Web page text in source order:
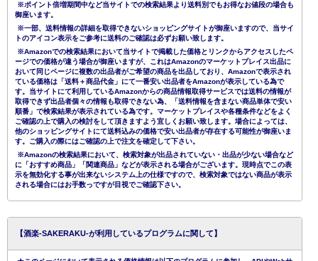
※ポイント倍増期間中など当サイトでの検索結果より送料別でもお得なお値段の場合も
御座います。
※一部、送料情報の詳細を取得できないショッピングサイトが御座いますので、当サイ
トのアイコン表示をご参考に送料のご確認は必ずお願い致します。
※Amazonでの検索結果において当サイトで掲載した価格とリンクからアクセスしたペ
ージでの価格が違う場合が御座いますが、これはAmazonのマーケットプレイス出品に
おいて同じページに複数の出品者がご希望の商品を出品しており、Amazonで表示され
ている価格は「送料＋商品代金」にて一番安い出品者をAmazonが表示している為で
す。当サイトにて利用しているAmazonからの商品情報取得サービスでは送料の情報が
取得できず出品者個々の情報も取得できない為、「送料情報を含まない商品単体で安い
順番」で検索結果が表示されている為です。マーケットプレイスや各種条件などをよく
ご確認の上で購入の検討をして頂きますよう宜しくお願い致します。場合によっては、
他のショッピングサイトにて送料込みの価格で安い出品者が存在する可能性が御座いま
す。ご購入の際にはご確認の上で注文を確定して下さい。
※Amazonの検索結果において、検索対象が出品されていない・出品が少ない場合など
に「おすすめ商品」「関連商品」などが表示される場合がございます。現時点でこの表
示を無効化する事が出来ないシステム上の仕様ですので、検索対象ではない商品が表示
される場合にはお手数っですが目視でご確認下さい。
【酒楽-SAKERAKU-が利用しているプログラムに関して】